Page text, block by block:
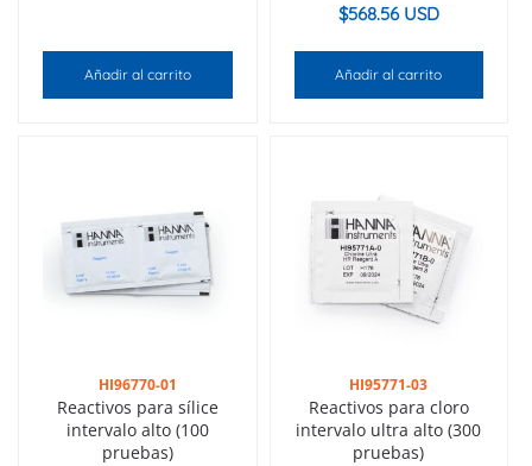
Añadir al carrito
$568.56 USD
Añadir al carrito
HI96770-01
Reactivos para sílice
intervalo alto (100
pruebas)
HI95771-03
Reactivos para cloro
intervalo ultra alto (300
pruebas)